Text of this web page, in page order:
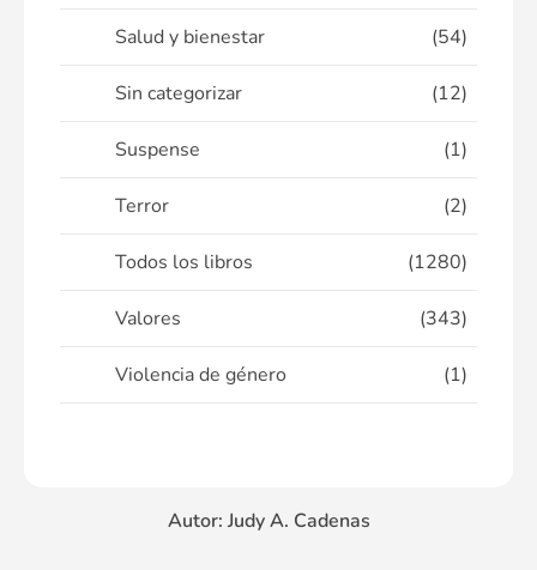
Salud y bienestar (54)
Sin categorizar (12)
Suspense (1)
Terror (2)
Todos los libros (1280)
Valores (343)
Violencia de género (1)
Autor: Judy A. Cadenas